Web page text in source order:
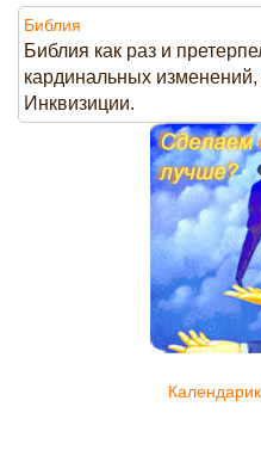
Библия
Библия как раз и
кардинальных
Инквизиции.